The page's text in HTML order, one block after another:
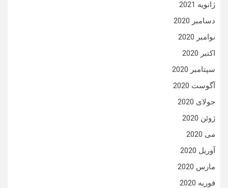
ژانویه 2021
دسامبر 2020
نوامبر 2020
اکتبر 2020
سپتامبر 2020
آگوست 2020
جولای 2020
ژوئن 2020
می 2020
آوریل 2020
مارس 2020
فوریه 2020